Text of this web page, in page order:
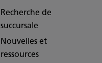
Recherche de
succursale
Nouvelles et
ressources